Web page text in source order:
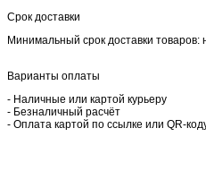
Срок доставки
Минимальный срок доставки
Варианты оплаты
- Наличные или картой курьеру
- Безналичный расчёт
- Оплата картой по ссылке или QR-